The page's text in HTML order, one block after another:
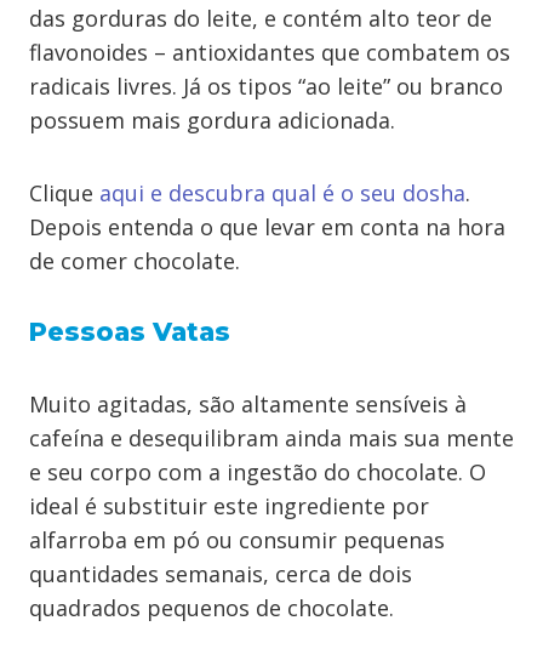
das gorduras do leite, e contém alto teor de
flavonoides – antioxidantes que combatem os
radicais livres. Já os tipos “ao leite” ou branco
possuem mais gordura adicionada.
Clique aqui e descubra qual é o seu dosha.
Depois entenda o que levar em conta na hora
de comer chocolate.
Pessoas Vatas
Muito agitadas, são altamente sensíveis à
cafeína e desequilibram ainda mais sua mente
e seu corpo com a ingestão do chocolate. O
ideal é substituir este ingrediente por
alfarroba em pó ou consumir pequenas
quantidades semanais, cerca de dois
quadrados pequenos de chocolate.